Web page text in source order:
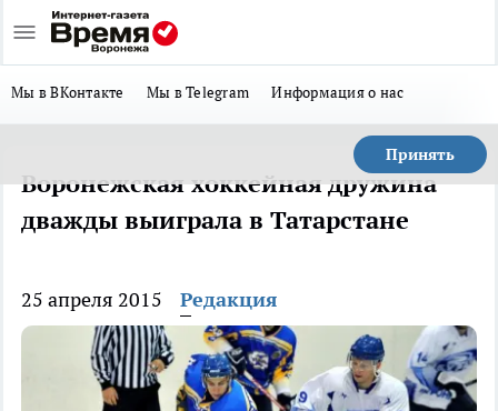
Мы в ВКонтакте Мы в Telegram Информация о нас
Принять
Воронежская хоккейная дружина
дважды выиграла в Татарстане
25 апреля 2015 Редакция